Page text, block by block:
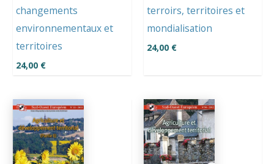
changements
environnementaux et
territoires
24,00 €
terroirs, territoires et
mondialisation
24,00 €